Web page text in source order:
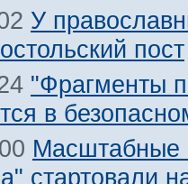
У
пост
"Фрагменты
в
Масштабные
стартовали